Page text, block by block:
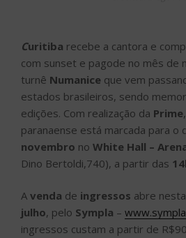
Curitiba recebe a cantora e
com sunset e pagode no mês de
turnê Numanice que vem
estados brasileiros, sendo
edições. Com realização da Prime
paranaense está marcada para o
novembro no White Hall –
Dino Bertoldi,740), a partir das
A venda de ingressos abre nesta
julho, pelo Sympla –
ingressos custam a partir de